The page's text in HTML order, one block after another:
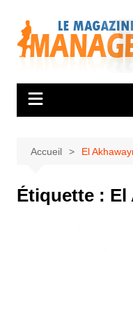
contenu
Accueil El
Étiquette : El